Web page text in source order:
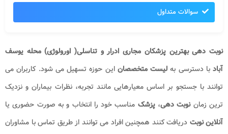
سوالات متداول
نوبت دهی بهترین پزشکان مجاری ادرار و تناسلی( اورولوژی) محله یوسف
آباد با دسترسی بهلیست متخصصاناین حوزه تسهیل می شود. کاربران می
توانند با جستجو بر اساس معیارهایی مانند تجربه، نظرات بیماران و نزدیک
ترین زمان نوبت دهی،پزشک مناسب خود را انتخاب و به صورت حضوری یا
آنلاین نوبت دریافت کنند همچنین افراد می توانند از طریق تماس با مشاوران